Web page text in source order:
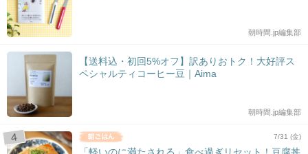
朝時間.jp編集部
【送料込・初回5%オフ】訳ありおトク！大好評ス
ペシャルティコーヒー豆｜Aima
朝時間.jp編集部
7/31 (金)